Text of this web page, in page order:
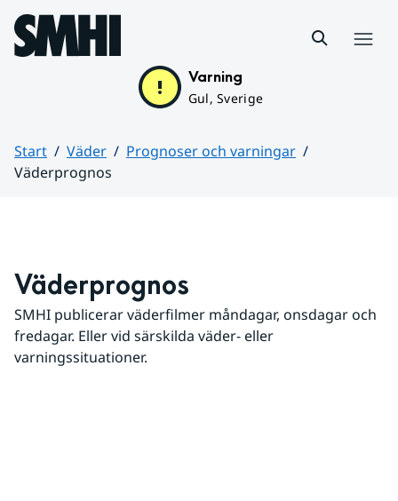
Hoppa till sidans innehåll
Varning
Gul, Sverige
Start Väder
Prognoser och varningar
Väderprognos
Väderprognos
SMHI publicerar väderfilmer måndagar, onsdagar och
fredagar. Eller vid särskilda väder- eller
varningssituationer.